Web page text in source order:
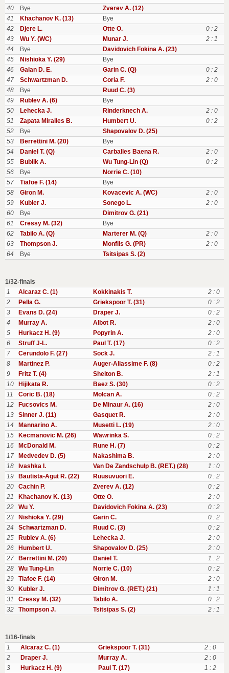
40
Bye
Zverev A. (12)
41
Khachanov K. (13)
Bye
42
Djere L. Otte O.
0 : 2
43
Wu Y. (WC) Munar J.
2 : 1
44
Bye
Davidovich Fokina A. (23)
45
Nishioka Y. (29)
Bye
46
Galan D. E. Garin C. (Q)
0 : 2
47
Schwartzman D. Coria F.
2 : 0
48
Bye
Ruud C. (3)
49
Rublev A. (6)
Bye
50
Lehecka J. Rinderknech A.
2 : 0
51
Zapata Miralles B. Humbert U.
0 : 2
52
Bye
Shapovalov D. (25)
53
Berrettini M. (20)
Bye
54
Daniel T. (Q) Carballes Baena R.
2 : 0
55
Bublik A. Wu Tung-Lin (Q)
0 : 2
56
Bye
Norrie C. (10)
57
Tiafoe F. (14)
Bye
58
Giron M. Kovacevic A. (WC)
2 : 0
59
Kubler J. Sonego L.
2 : 0
60
Bye
Dimitrov G. (21)
61
Cressy M. (32)
Bye
62
Tabilo A. (Q) Marterer M. (Q)
2 : 0
63
Thompson J. Monfils G. (PR)
2 : 0
64
Bye Tsitsipas S. (2)
1/32-finals
1
Alcaraz C. (1) Kokkinakis T.
2 : 0
2
Pella G. Griekspoor T. (31)
0 : 2
3
Evans D. (24) Draper J.
0 : 2
4
Murray A. Albot R.
2 : 0
5
Hurkacz H. (9) Popyrin A.
2 : 0
6
Struff J-L. Paul T. (17)
0 : 2
7
Cerundolo F. (27) Sock J.
2 : 1
8
Martinez P. Auger-Aliassime F. (8)
0 : 2
9
Fritz T. (4) Shelton B.
2 : 1
10
Hijikata R. Baez S. (30)
0 : 2
11
Coric B. (18) Molcan A.
0 : 2
12
Fucsovics M. De Minaur A. (16)
2 : 0
13
Sinner J. (11) Gasquet R.
2 : 0
14
Mannarino A. Musetti L. (19)
2 : 0
15
Kecmanovic M. (26) Wawrinka S.
0 : 2
16
McDonald M. Rune H. (7)
0 : 2
17
Medvedev D. (5) Nakashima B.
2 : 0
18
Ivashka I. Van De Zandschulp B. (RET.) (28)
1 : 0
19
Bautista-Agut R. (22) Ruusuvuori E.
0 : 2
20
Cachin P. Zverev A. (12)
0 : 2
21
Khachanov K. (13) Otte O.
2 : 0
22
Wu Y. Davidovich Fokina A. (23)
0 : 2
23
Nishioka Y. (29) Garin C.
0 : 2
24
Schwartzman D. Ruud C. (3)
0 : 2
25
Rublev A. (6) Lehecka J.
2 : 0
26
Humbert U. Shapovalov D. (25)
2 : 0
27
Berrettini M. (20) Daniel T.
1 : 2
28
Wu Tung-Lin Norrie C. (10)
0 : 2
29
Tiafoe F. (14) Giron M.
2 : 0
30
Kubler J. Dimitrov G. (RET.) (21)
1 : 1
31
Cressy M. (32) Tabilo A.
0 : 2
32
Thompson J. Tsitsipas S. (2) 2 : 1
1/16-finals
1
Alcaraz C. (1) Griekspoor T. (31)
2 : 0
2
Draper J. Murray A.
2 : 0
3
Hurkacz H. (9) Paul T. (17)
1 : 2